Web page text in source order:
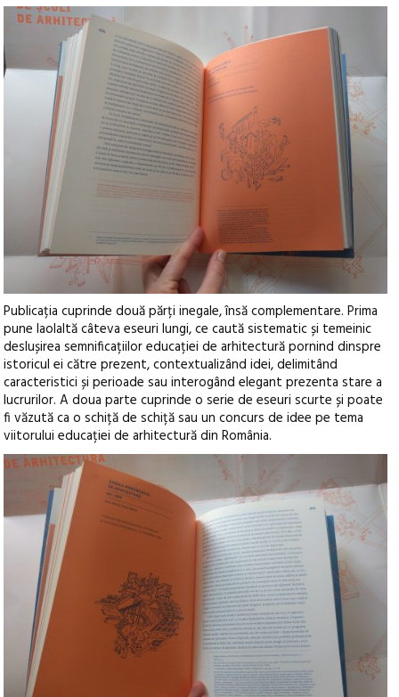
Publicația cuprinde două părți inegale, însă complementare. Prima
pune laolaltă câteva eseuri lungi, ce caută sistematic și temeinic
deslușirea semnificațiilor educației de arhitectură pornind dinspre
istoricul ei către prezent, contextualizând idei, delimitând
caracteristici și perioade sau interogând elegant prezenta stare a
lucrurilor. A doua parte cuprinde o serie de eseuri scurte și poate
fi văzută ca o schiță de schiță sau un concurs de idee pe tema
viitorului educației de arhitectură din România.